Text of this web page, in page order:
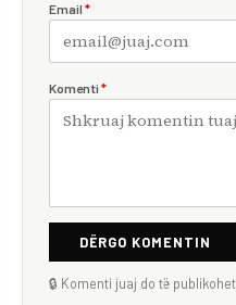
Email *
Komenti *
DËRGO KOMENTIN
🔒 Komenti juaj do të